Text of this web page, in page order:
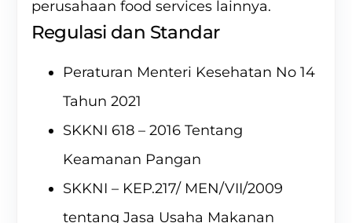
perusahaan food services lainnya.
Regulasi dan Standar
Peraturan Menteri Kesehatan No 14
Tahun 2021
SKKNI 618 – 2016 Tentang
Keamanan Pangan
SKKNI – KEP.217/ MEN/VII/2009
tentang Jasa Usaha Makanan